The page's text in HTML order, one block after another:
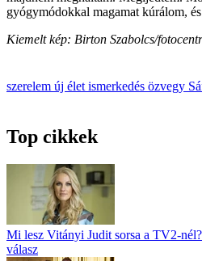
gyógymódokkal magamat kúrálom,
Kiemelt kép: Birton Szabolcs/
szerelem új élet ismerkedés özvegy
Top cikkek
Mi lesz Vitányi Judit sorsa a TV2-
válasz